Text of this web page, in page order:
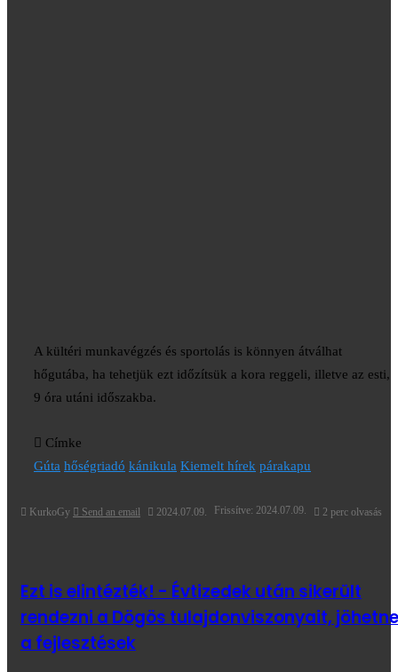
A kültéri munkavégzés és sportolás is könnyen átválhat
hőgutába, ha tehetjük ezt időzítsük a kora reggeli, illetve az esti,
9 óra utáni időszakba.
Címke
Gúta hőségriadó kánikula Kiemelt hírek párakapu
KurkoGy Send an email 2024.07.09. Frissítve: 2024.07.09. 2 perc olvasás
Ezt is elintézték! - Évtizedek után sikerült
rendezni a Dögös tulajdonviszonyait,
a fejlesztések